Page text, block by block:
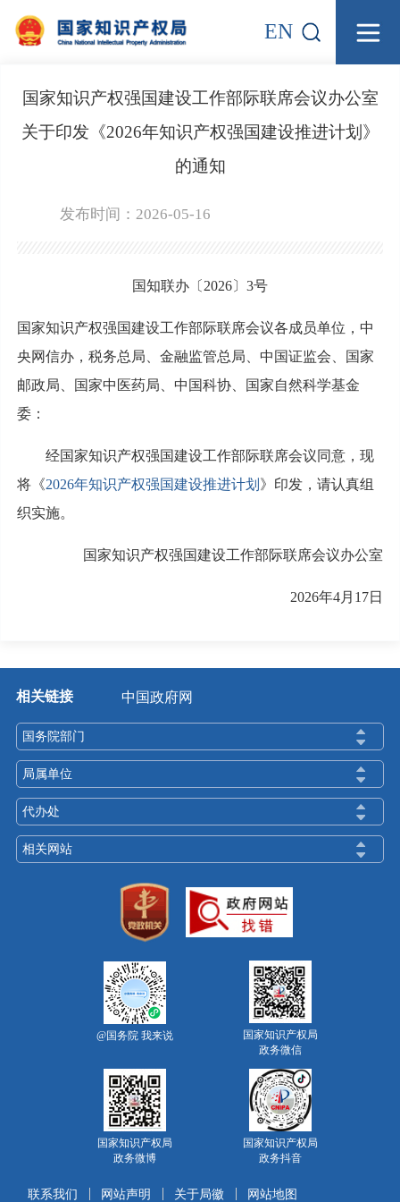
EN
国家知识产权强国建设工作部际联席会议办公室
关于印发《2026年知识产权强国建设推进计划》
的通知
发布时间：2026-05-16
国知联办〔2026〕3号
国家知识产权强国建设工作部际联席会议各成员单位，中
央网信办，税务总局、金融监管总局、中国证监会、国家
邮政局、国家中医药局、中国科协、国家自然科学基金
委：
经国家知识产权强国建设工作部际联席会议同意，现
将《2026年知识产权强国建设推进计划 》印发，请认真组
织实施。
国家知识产权强国建设工作部际联席会议办公室
2026年4月17日
相关链接 中国政府网
国务院部门
局属单位
代办处
相关网站
@国务院 我来说
国家知识产权局
政务微信
国家知识产权局
政务微博
国家知识产权局
政务抖音
联系我们 网站声明 关于局徽 网站地图